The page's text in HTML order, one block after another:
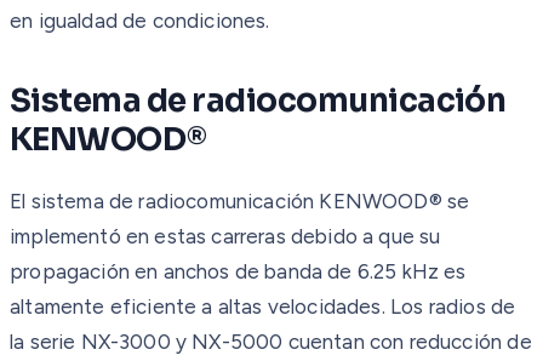
en igualdad de condiciones.
Sistema de radiocomunicación
KENWOOD®
El sistema de radiocomunicación KENWOOD® se
implementó en estas carreras debido a que su
propagación en anchos de banda de 6.25 kHz es
altamente eficiente a altas velocidades. Los radios de
la serie NX-3000 y NX-5000 cuentan con reducción de